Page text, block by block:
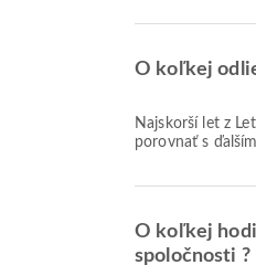
O koľkej
Najskorší let z Letisko Houari Boumediene do Nnamdi Azikiwe International Airport so spoločnosťou Air Algerie odlieta o 19:30. Tento letový poriadok si môžete pozrieť a
porovnať s
O koľkej
spoločnosti ?